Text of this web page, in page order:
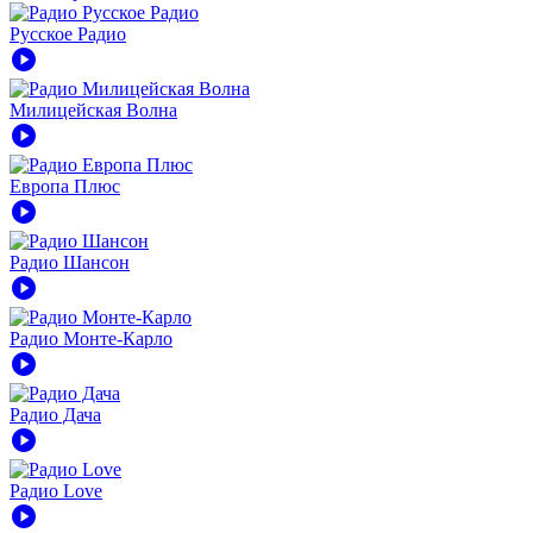
Русское Радио
play_circle
Милицейская Волна
play_circle
Европа Плюс
play_circle
Радио Шансон
play_circle
Радио Монте-Карло
play_circle
Радио Дача
play_circle
Радио Love
play_circle